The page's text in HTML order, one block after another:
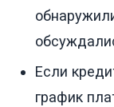
Если
график